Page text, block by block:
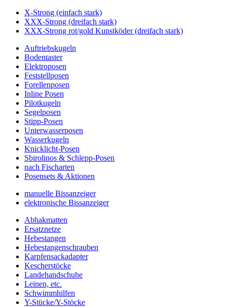
X-Strong (einfach stark)
XXX-Strong (dreifach stark)
XXX-Strong rot/gold Kunstköder (dreifach stark)
Auftriebskugeln
Bodentaster
Elektroposen
Feststellposen
Forellenposen
Inline Posen
Pilotkugeln
Segelposen
Stipp-Posen
Unterwasserposen
Wasserkugeln
Knicklicht-Posen
Sbirolinos & Schlepp-Posen
nach Fischarten
Posensets & Aktionen
manuelle Bissanzeiger
elektronische Bissanzeiger
Abhakmatten
Ersatznetze
Hebestangen
Hebestangenschrauben
Karpfensackadapter
Kescherstöcke
Landehandschuhe
Leinen, etc.
Schwimmhilfen
Y-Stücke/Y-Stöcke